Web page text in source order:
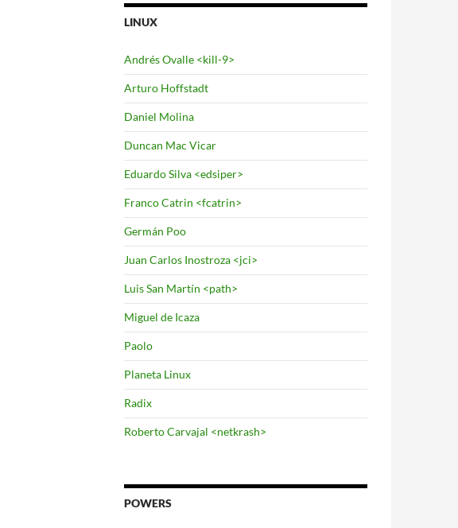
LINUX
Andrés Ovalle <kill-9>
Arturo Hoffstadt
Daniel Molina
Duncan Mac Vicar
Eduardo Silva <edsiper>
Franco Catrin <fcatrin>
Germán Poo
Juan Carlos Inostroza <jci>
Luis San Martín <path>
Miguel de Icaza
Paolo
Planeta Linux
Radix
Roberto Carvajal <netkrash>
POWERS